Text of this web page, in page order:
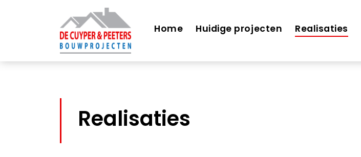
Home Huidige projecten Realisaties
Realisaties